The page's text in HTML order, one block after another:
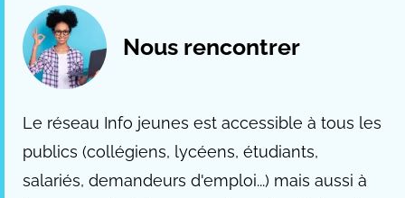
Nous rencontrer
Le réseau Info jeunes est accessible à tous les
publics (collégiens, lycéens, étudiants,
salariés, demandeurs d'emploi...) mais aussi à